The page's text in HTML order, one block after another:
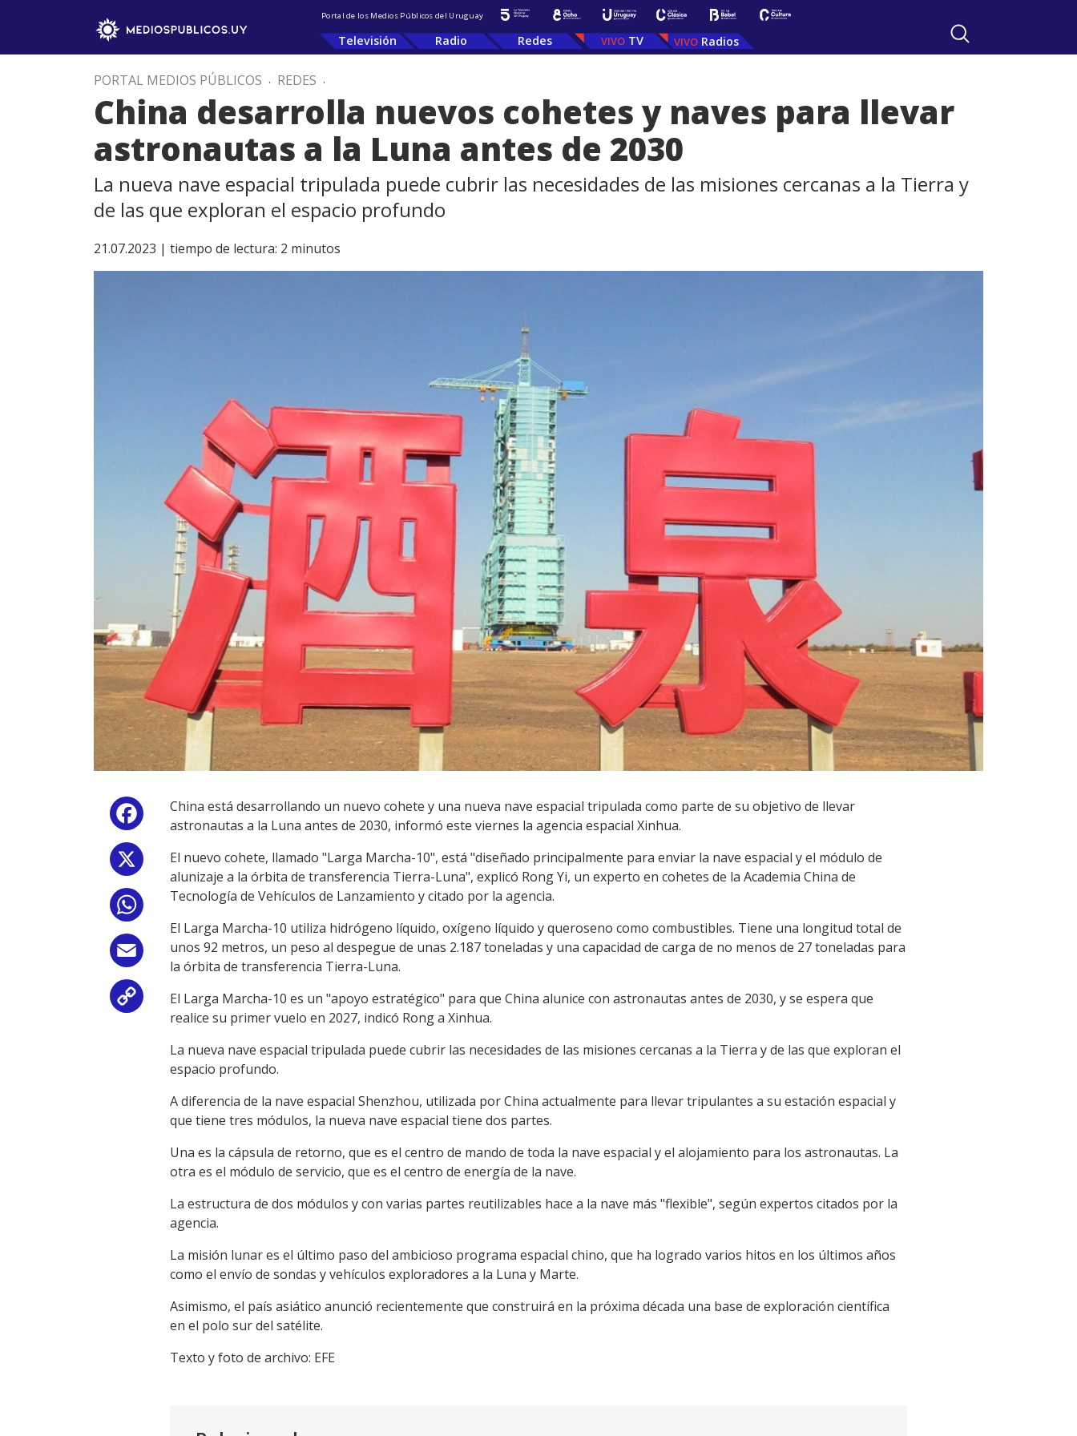
Portal de los Medios Públicos del Uruguay
Televisión Radio Redes TV Radios
PORTAL MEDIOS PÚBLICOS . REDES .
China desarrolla nuevos cohetes y naves para llevar
astronautas a la Luna antes de 2030
La nueva nave espacial tripulada puede cubrir las necesidades de las misiones cercanas a la Tierra y
de las que exploran el espacio profundo
21.07.2023 | tiempo de lectura: 2 minutos
Facebook
Email
Copy
China está desarrollando un nuevo cohete y una nueva nave espacial tripulada como parte de su objetivo de llevar
astronautas a la Luna antes de 2030, informó este viernes la agencia espacial Xinhua.
El nuevo cohete, llamado "Larga Marcha-10", está "diseñado principalmente para enviar la nave espacial y el módulo de
alunizaje a la órbita de transferencia Tierra-Luna", explicó Rong Yi, un experto en cohetes de la Academia China de
Tecnología de Vehículos de Lanzamiento y citado por la agencia.
El Larga Marcha-10 utiliza hidrógeno líquido, oxígeno líquido y queroseno como combustibles. Tiene una longitud total de
unos 92 metros, un peso al despegue de unas 2.187 toneladas y una capacidad de carga de no menos de 27 toneladas para
la órbita de transferencia Tierra-Luna.
El Larga Marcha-10 es un "apoyo estratégico" para que China alunice con astronautas antes de 2030, y se espera que
realice su primer vuelo en 2027, indicó Rong a Xinhua.
La nueva nave espacial tripulada puede cubrir las necesidades de las misiones cercanas a la Tierra y de las que exploran el
espacio profundo.
A diferencia de la nave espacial Shenzhou, utilizada por China actualmente para llevar tripulantes a su estación espacial y
que tiene tres módulos, la nueva nave espacial tiene dos partes.
Una es la cápsula de retorno, que es el centro de mando de toda la nave espacial y el alojamiento para los astronautas. La
otra es el módulo de servicio, que es el centro de energía de la nave.
La estructura de dos módulos y con varias partes reutilizables hace a la nave más "flexible", según expertos citados por la
agencia.
La misión lunar es el último paso del ambicioso programa espacial chino, que ha logrado varios hitos en los últimos años
como el envío de sondas y vehículos exploradores a la Luna y Marte.
Asimismo, el país asiático anunció recientemente que construirá en la próxima década una base de exploración científica
en el polo sur del satélite.
Texto y foto de archivo: EFE